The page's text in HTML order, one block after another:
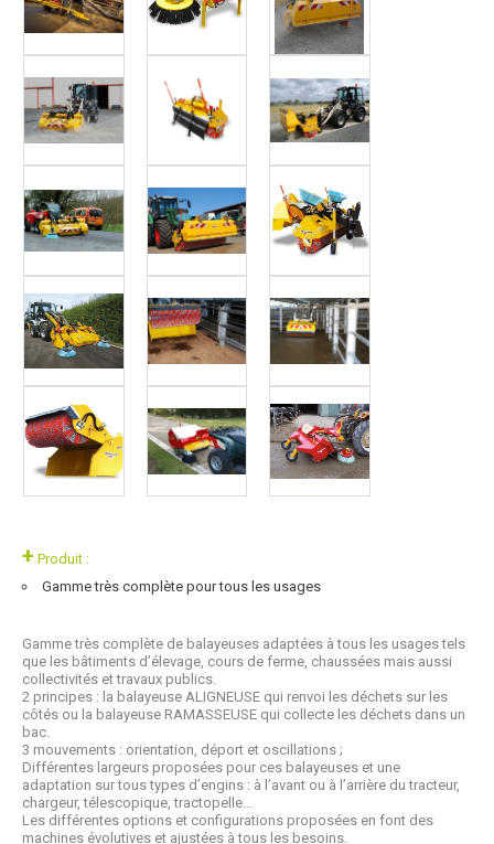
+ Produit :
Gamme très complète pour tous les usages
Gamme très complète de balayeuses adaptées à tous les usages tels
que les bâtiments d’élevage, cours de ferme, chaussées mais aussi
collectivités et travaux publics.
2 principes : la balayeuse ALIGNEUSE qui renvoi les déchets sur les
côtés ou la balayeuse RAMASSEUSE qui collecte les déchets dans un
bac.
3 mouvements : orientation, déport et oscillations ;
Différentes largeurs proposées pour ces balayeuses et une
adaptation sur tous types d’engins : à l’avant ou à l’arrière du tracteur,
chargeur, télescopique, tractopelle…
Les différentes options et configurations proposées en font des
machines évolutives et ajustées à tous les besoins.